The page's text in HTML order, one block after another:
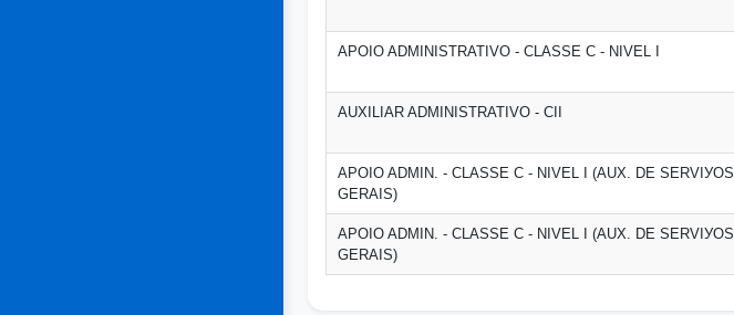
APOIO ADMINISTRATIVO - CLASSE C - NIVEL I
AUXILIAR ADMINISTRATIVO - CII
APOIO ADMIN. - CLASSE C - NIVEL I (AUX. DE SERVIУOS
GERAIS)
APOIO ADMIN. - CLASSE C - NIVEL I (AUX. DE SERVIУOS
GERAIS)